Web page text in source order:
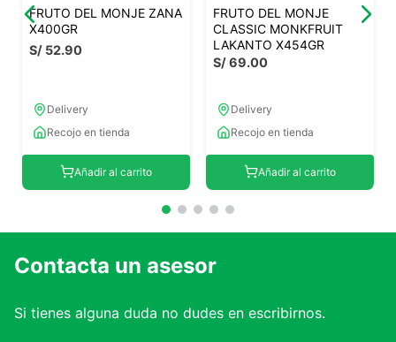
FRUTO DEL MONJE ZANA
X400GR
S/ 52.90
Delivery
Recojo en tienda
Añadir al carrito
FRUTO DEL MONJE
CLASSIC MONKFRUIT
LAKANTO X454GR
S/69.00
Delivery
Recojo en tienda
Añadir al carrito
Contacta un asesor
Si tienes alguna duda no dudes en escribirnos.